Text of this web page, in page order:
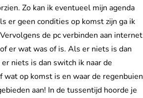
Zo kan ik eventueel mijn agenda
er geen condities op komst zijn ga ik
de pc verbinden aan internet
er wat was of is. Als er niets is dan
niets is dan switch ik naar de
wat op komst is en waar de regenbuien
aan! In de tussentijd hoorde je